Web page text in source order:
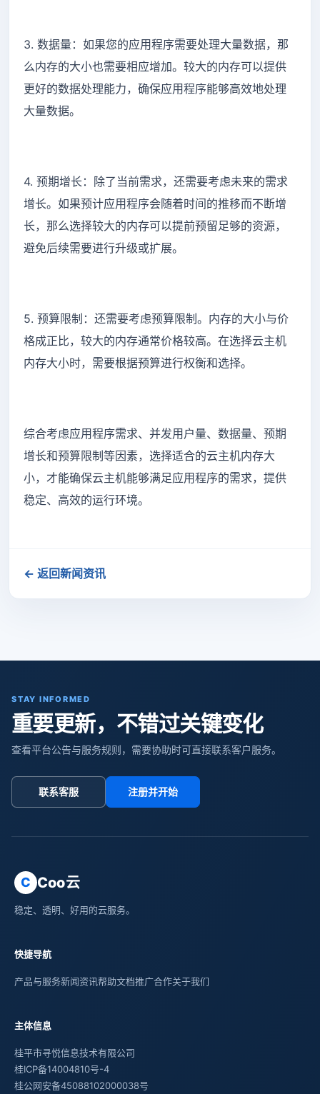
3. 数据量：如果您的应用程序需要处理大量数据，那
么内存的大小也需要相应增加。较大的内存可以提供
更好的数据处理能力，确保应用程序能够高效地处理
大量数据。
4. 预期增长：除了当前需求，还需要考虑未来的需求
增长。如果预计应用程序会随着时间的推移而不断增
长，那么选择较大的内存可以提前预留足够的资源，
避免后续需要进行升级或扩展。
5. 预算限制：还需要考虑预算限制。内存的大小与价
格成正比，较大的内存通常价格较高。在选择云主机
内存大小时，需要根据预算进行权衡和选择。
综合考虑应用程序需求、并发用户量、数据量、预期
增长和预算限制等因素，选择适合的云主机内存大
小，才能确保云主机能够满足应用程序的需求，提供
稳定、高效的运行环境。
← 返回新闻资讯
STAY INFORMED
重要更新，不错过关键变化
查看平台公告与服务规则，需要协助时可直接联系客户服务。
联系客服 注册并开始
C Coo云
稳定、透明、好用的云服务。
快捷导航
产品与服务新闻资讯帮助文档推广合作关于我们
主体信息
桂平市寻悦信息技术有限公司
桂ICP备14004810号-4
桂公网安备45088102000038号